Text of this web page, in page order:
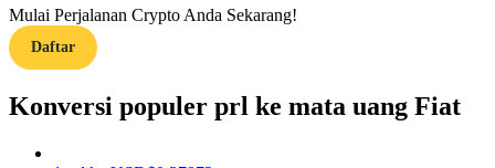
Pelajari cara untuk tetap menghasilkan keuntungan
Mulai Perjalanan Crypto Anda Sekarang!
Daftar
Konversi populer prl ke mata uang Fiat